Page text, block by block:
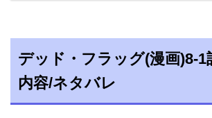
デッド・フラッグ(漫画)8-1
内容/ネタバレ